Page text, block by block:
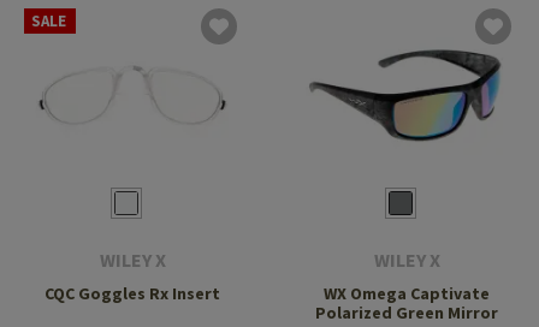
SALE
WILEY X
CQC Goggles Rx Insert
WILEY X
WX Omega Captivate
Polarized Green Mirror